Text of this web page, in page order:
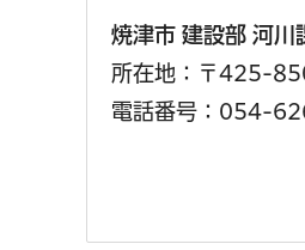
焼津市 建設部 河
所在地：〒425-
電話番号：054-